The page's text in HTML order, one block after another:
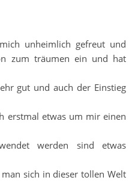
unheimlich gefreut und
zum träumen ein und hat
gut und auch der Einstieg
erstmal etwas um mir einen
werden sind etwas
sich in dieser tollen Welt